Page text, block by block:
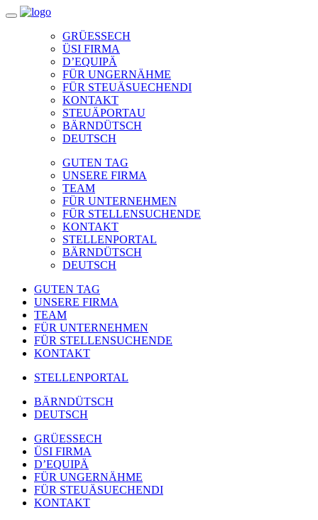
GRÜESSECH
ÜSI FIRMA
D’EQUIPÄ
FÜR UNGERNÄHME
FÜR STEUÄSUECHENDI
KONTAKT
STEUÄPORTAU
BÄRNDÜTSCH
DEUTSCH
GUTEN TAG
UNSERE FIRMA
TEAM
FÜR UNTERNEHMEN
FÜR STELLENSUCHENDE
KONTAKT
STELLENPORTAL
BÄRNDÜTSCH
DEUTSCH
GUTEN TAG
UNSERE FIRMA
TEAM
FÜR UNTERNEHMEN
FÜR STELLENSUCHENDE
KONTAKT
STELLENPORTAL
BÄRNDÜTSCH
DEUTSCH
GRÜESSECH
ÜSI FIRMA
D’EQUIPÄ
FÜR UNGERNÄHME
FÜR STEUÄSUECHENDI
KONTAKT